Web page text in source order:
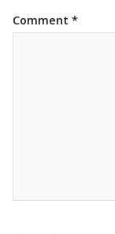
Comment *